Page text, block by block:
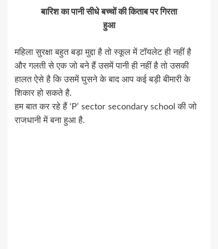
बारिश का पानी सीधे बच्चों की किताब पर गिरता
हुआ
महिला सुरक्षा बहुत बड़ा मुद्दा है तो स्कूल में टॉयलेट ही नहीं है
और गलती से एक जो बने हैं उसमें पानी ही नहीं है तो उसकी
हालत ऐसे है कि उसमें घुसने के बाद आप कई बड़ी बीमारी के
शिकार हो सकते है.
हम बात कर रहे हैं ‘P’ sector secondary school की जो
राजधानी में बना हुआ है.